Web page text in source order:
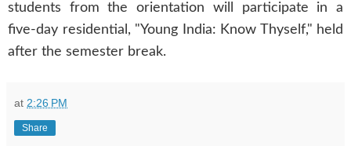
students from the orientation will participate in a
five-day residential, "Young India: Know Thyself," held
after the semester break.
at 2:26 PM
Share